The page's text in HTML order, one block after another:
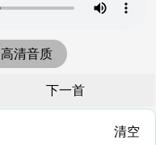
高清音质
下一首
清空